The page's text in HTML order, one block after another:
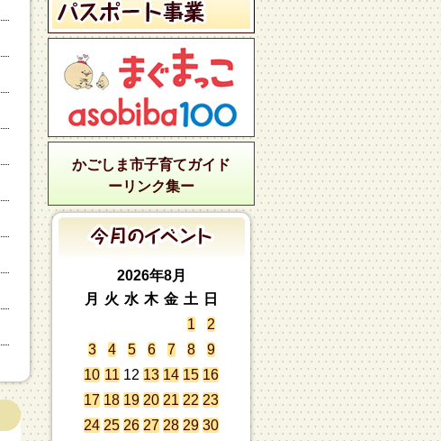
かごしま市子育てガイド
ーリンク集ー
2026年8月
月
火 水 木 金 土
日
1
2
3
4 5 6 7 8
9
10 11 12 13 14 15 16
17 18 19 20 21 22 23
24 25 26 27 28 29 30